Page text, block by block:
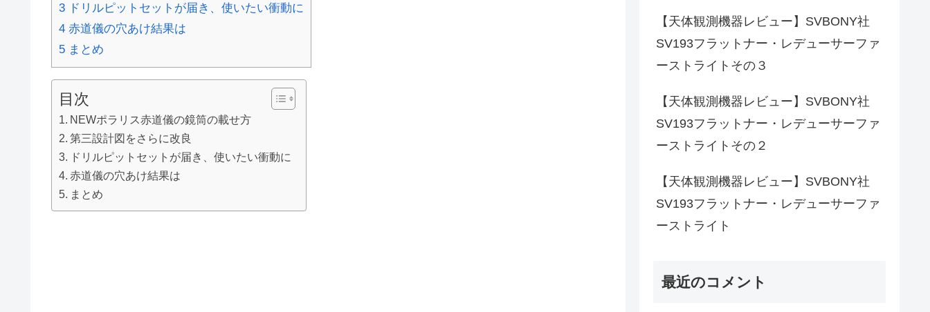
3 ドリルピットセットが届き、使いたい衝動に
4 赤道儀の穴あけ結果は
5 まとめ
目次
NEWポラリス赤道儀の鏡筒の載せ方
第三設計図をさらに改良
ドリルピットセットが届き、使いたい衝動に
赤道儀の穴あけ結果は
まとめ
【天体観測機器レビュー】SVBONY社
SV193フラットナー・レデューサーファ
ーストライトその３
【天体観測機器レビュー】SVBONY社
SV193フラットナー・レデューサーファ
ーストライトその２
【天体観測機器レビュー】SVBONY社
SV193フラットナー・レデューサーファ
ーストライト
最近のコメント